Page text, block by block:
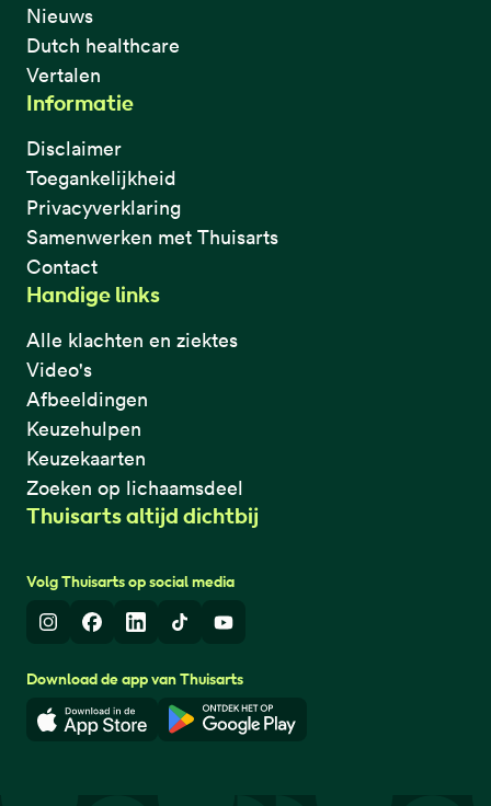
Nieuws
Dutch healthcare
Vertalen
Informatie
Disclaimer
Toegankelijkheid
Privacyverklaring
Samenwerken met Thuisarts
Contact
Handige links
Alle klachten en ziektes
Video's
Afbeeldingen
Keuzehulpen
Keuzekaarten
Zoeken op lichaamsdeel
Thuisarts altijd dichtbij
Volg Thuisarts op social media
InstagramFacebook
LinkedInTikTokYoutube
Download de app van Thuisarts
Download in de App StoreDownload in de Google Play